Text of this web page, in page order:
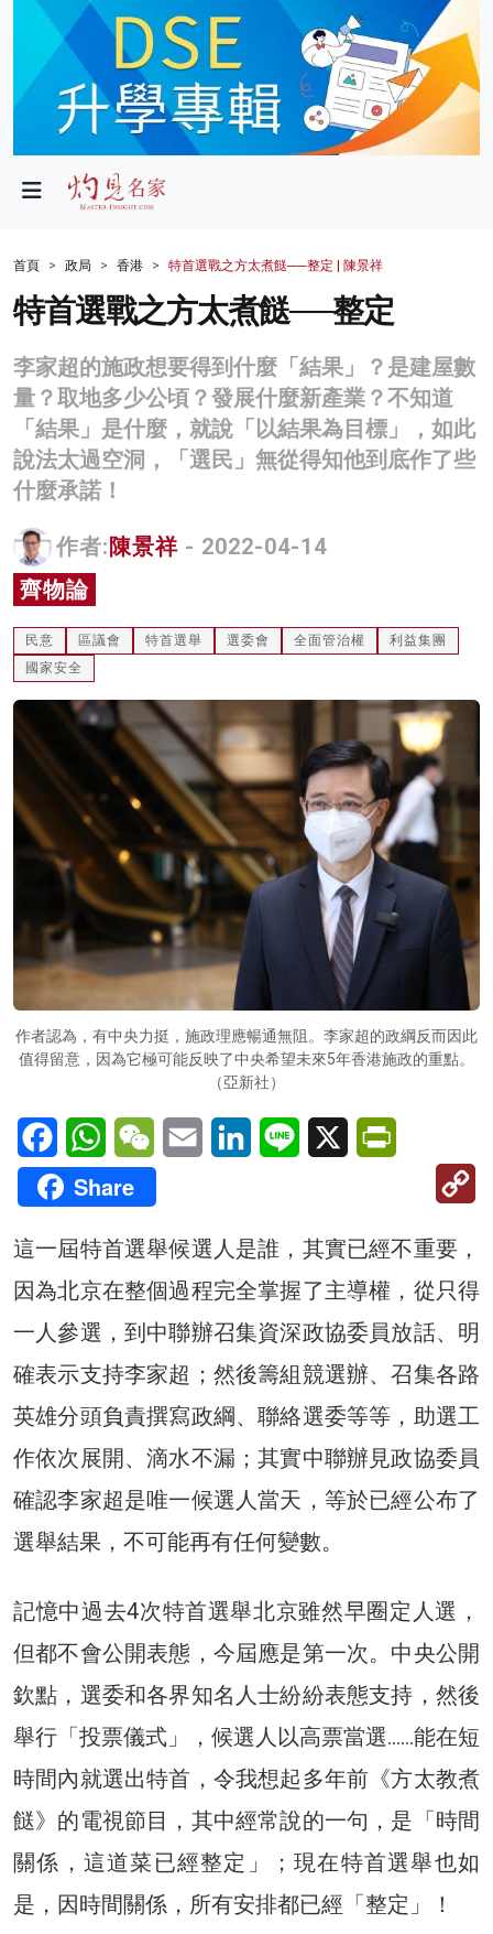
政局
財經
生活
商業
科技
影片
名家榜
灼見活動
首頁 政局 香港 特首選戰之方太煮餸──整定 | 陳景祥
特首選戰之方太煮餸──整定
李家超的施政想要得到什麼「結果」？是建屋數
量？取地多少公頃？發展什麼新產業？不知道
「結果」是什麼，就說「以結果為目標」，如此
說法太過空洞，「選民」無從得知他到底作了些
什麼承諾！
作者: 陳景祥 - 2022-04-14
齊物論
民意 區議會 特首選舉 選委會 全面管治權
利益集團
國家安全
作者認為，有中央力挺，施政理應暢通無阻。李家超的政綱反而因此
值得留意，因為它極可能反映了中央希望未來5年香港施政的重點。
（亞新社）
FacebookWhatsAppWeChatEmail LinkedInLine X
Share
這一屆特首選舉候選人是誰，其實已經不重要，
因為北京在整個過程完全掌握了主導權，從只得
一人參選，到中聯辦召集資深政協委員放話、明
確表示支持李家超；然後籌組競選辦、召集各路
英雄分頭負責撰寫政綱、聯絡選委等等，助選工
作依次展開、滴水不漏；其實中聯辦見政協委員
確認李家超是唯一候選人當天，等於已經公布了
選舉結果，不可能再有任何變數。
記憶中過去4次特首選舉北京雖然早圈定人選，
但都不會公開表態，今屆應是第一次。中央公開
欽點，選委和各界知名人士紛紛表態支持，然後
舉行「投票儀式」，候選人以高票當選……能在短
時間內就選出特首，令我想起多年前《方太教煮
餸》的電視節目，其中經常說的一句，是「時間
關係，這道菜已經整定」；現在特首選舉也如
是，因時間關係，所有安排都已經「整定」！